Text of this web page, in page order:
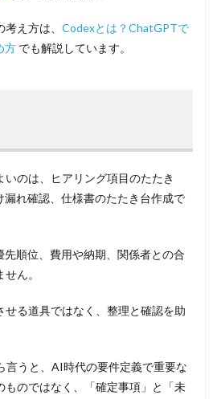
え方は、 Codexとは？ChatGPTで
方 でも解説しています。
のは、ヒアリング項目のたたき
漏れ確認、仕様書のたたき台作成で
順位、費用や納期、関係者との合
ん。
る道具ではなく、整理と確認を助
言うと、AI時代の要件定義で重要な
のではなく、「確定事項」と「未